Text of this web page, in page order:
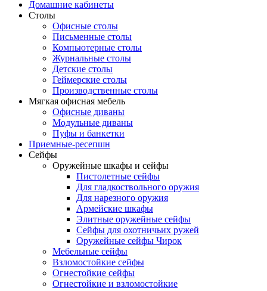
Домашние кабинеты
Столы
Офисные столы
Письменные столы
Компьютерные столы
Журнальные столы
Детские столы
Геймерские столы
Производственные столы
Мягкая офисная мебель
Офисные диваны
Модульные диваны
Пуфы и банкетки
Приемные-ресепшн
Сейфы
Оружейные шкафы и сейфы
Пистолетные сейфы
Для гладкоствольного оружия
Для нарезного оружия
Армейские шкафы
Элитные оружейные сейфы
Сейфы для охотничьих ружей
Оружейные сейфы Чирок
Мебельные сейфы
Взломостойкие сейфы
Огнестойкие сейфы
Огнестойкие и взломостойкие